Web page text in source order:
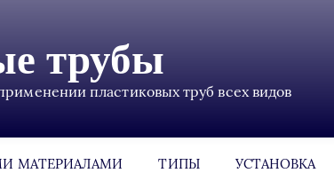
трубы
пластиковых труб всех видов
МАТЕРИАЛАМИ ТИПЫ УСТАНОВКА